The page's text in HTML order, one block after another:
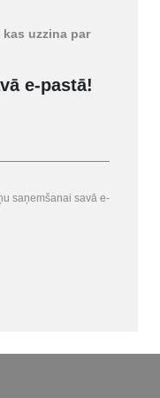
uzzina par
e-pastā!
saņemšanai savā e-